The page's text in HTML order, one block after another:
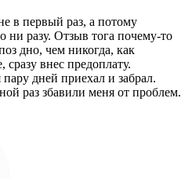
в первый раз, а потому
ни разу. Отзыв тога почему-то
дно, чем никогда, как
сразу внес предоплату.
дней приехал и забрал.
раз збавили меня от проблем.